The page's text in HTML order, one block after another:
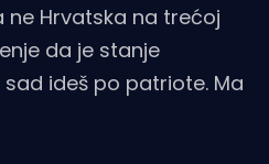
ne Hrvatska na trećoj
da je stanje
ideš po patriote. Ma